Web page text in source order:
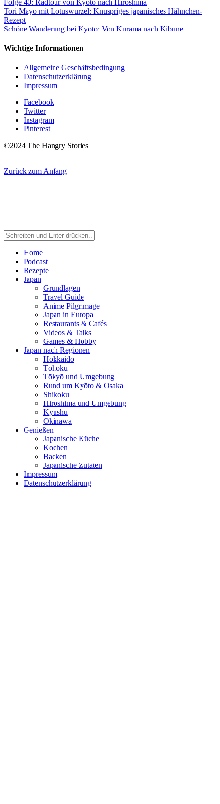
Folge 40: Radtour von Kyoto nach Hiroshima
Tori Mayo mit Lotuswurzel: Knuspriges japanisches Hähnchen-
Rezept
Schöne Wanderung bei Kyoto: Von Kurama nach Kibune
Wichtige Informationen
Allgemeine Geschäftsbedingung
Datenschutzerklärung
Impressum
Facebook
Twitter
Instagram
Pinterest
©2024 The Hangry Stories
Zurück zum Anfang
Home
Podcast
Rezepte
Japan
Grundlagen
Travel Guide
Anime Pilgrimage
Japan in Europa
Restaurants & Cafés
Videos & Talks
Games & Hobby
Japan nach Regionen
Hokkaidō
Tōhoku
Tōkyō und Umgebung
Rund um Kyōto & Ōsaka
Shikoku
Hiroshima und Umgebung
Kyūshū
Okinawa
Genießen
Japanische Küche
Kochen
Backen
Japanische Zutaten
Impressum
Datenschutzerklärung